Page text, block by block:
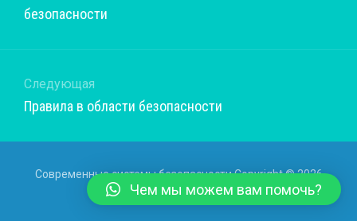
запись:
безопасности
Следующая
Следующая
Правила в области безопасности
Современные системы безопасности Copyright © 2026
ECCA.SU
Чем мы можем вам помочь?